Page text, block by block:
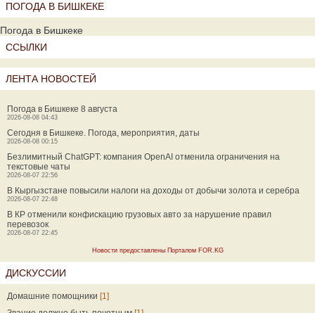
ПОГОДА В БИШКЕКЕ
Погода в Бишкеке
ССЫЛКИ
ЛЕНТА НОВОСТЕЙ
Погода в Бишкеке 8 августа
2026-08-08 04:43
Сегодня в Бишкеке. Погода, мероприятия, даты
2026-08-08 00:15
Безлимитный ChatGPT: компания OpenAI отменила ограничения на
текстовые чаты
2026-08-07 22:56
В Кыргызстане повысили налоги на доходы от добычи золота и серебра
2026-08-07 22:48
В КР отменили конфискацию грузовых авто за нарушение правил
перевозок
2026-08-07 22:45
Новости предоставлены Порталом FOR.KG
ДИСКУССИИ
Домашние помощники [1]